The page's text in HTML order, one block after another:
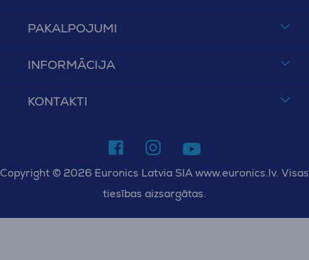
PAKALPOJUMI
INFORMĀCIJA
KONTAKTI
Copyright © 2026 Euronics Latvia SIA www.euronics.lv. Visas
tiesības aizsargātas.